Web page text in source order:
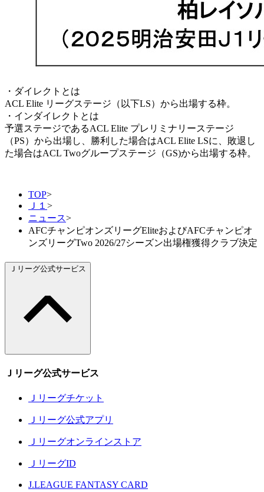
・ダイレクトとは
ACL Elite リーグステージ（以下LS）から出場する枠。
・インダイレクトとは
予選ステージであるACL Elite プレリミナリーステージ
（PS）から出場し、勝利した場合はACL Elite LSに、敗退し
た場合はACL Twoグループステージ（GS)から出場する枠。
TOP>
Ｊ１ >
ニュース>
AFCチャンピオンズリーグEliteおよびAFCチャンピオ
ンズリーグTwo 2026/27シーズン出場権獲得クラブ決定
Ｊリーグ公式サービス
Ｊリーグ公式サービス
Ｊリーグチケット
Ｊリーグ公式アプリ
Ｊリーグオンラインストア
ＪリーグID
J.LEAGUE FANTASY CARD